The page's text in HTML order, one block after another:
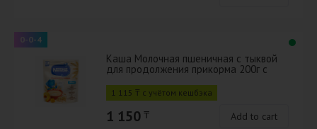
0-0-4
Каша Молочная пшеничная с тыквой
для продолжения прикорма 200г с
1 115 ₸ с учётом кешбэка
1 150 ₸ Add to cart